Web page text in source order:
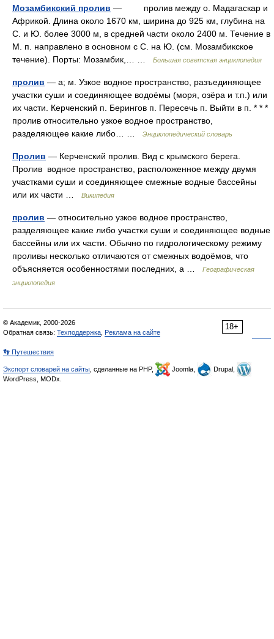
Мозамбикский пролив — пролив между о. Мадагаскар и
Африкой. Длина около 1670 км, ширина до 925 км, глубина на
С. и Ю. более 3000 м, в средней части около 2400 м. Течение в
М. п. направлено в основном с С. на Ю. (см. Мозамбикское
течение). Порты: Мозамбик,… …
Большая советская энциклопедия
пролив — а; м. Узкое водное пространство, разъединяющее
участки суши и соединяющее водоёмы (моря, озёра и т.п.) или
их части. Керченский п. Берингов п. Пересечь п. Выйти в п. * * *
пролив относительно узкое водное пространство,
разделяющее какие либо… …
Энциклопедический словарь
Пролив — Керченский пролив. Вид с крымского берега.
Пролив водное пространство, расположенное между двумя
участками суши и соединяющее смежные водные бассейны
или их части …
Википедия
пролив — относительно узкое водное пространство,
разделяющее какие либо участки суши и соединяющее водные
бассейны или их части. Обычно по гидрологическому режиму
проливы несколько отличаются от смежных водоёмов, что
объясняется особенностями последних, а …
Географическая
энциклопедия
18+
© Академик, 2000-2026
Обратная связь: Техподдержка Реклама на сайте
👣 Путешествия
Экспорт словарей на сайты , сделанные на PHP, Joomla,
Drupal,
WordPress, MODx.